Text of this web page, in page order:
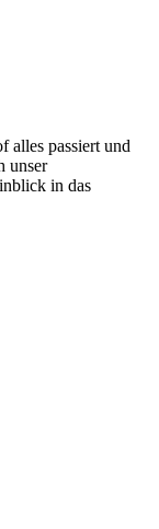
alles passiert und
unser
in das